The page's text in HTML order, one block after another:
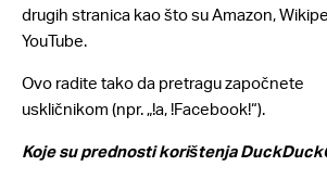
drugih stranica kao što su Amazon,
YouTube.
Ovo radite tako da pretragu započnete
uskličnikom (npr. „!a, !Facebook!“).
Koje su prednosti korištenja